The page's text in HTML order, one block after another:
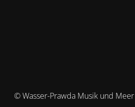
© Wasser-Prawda Musik und